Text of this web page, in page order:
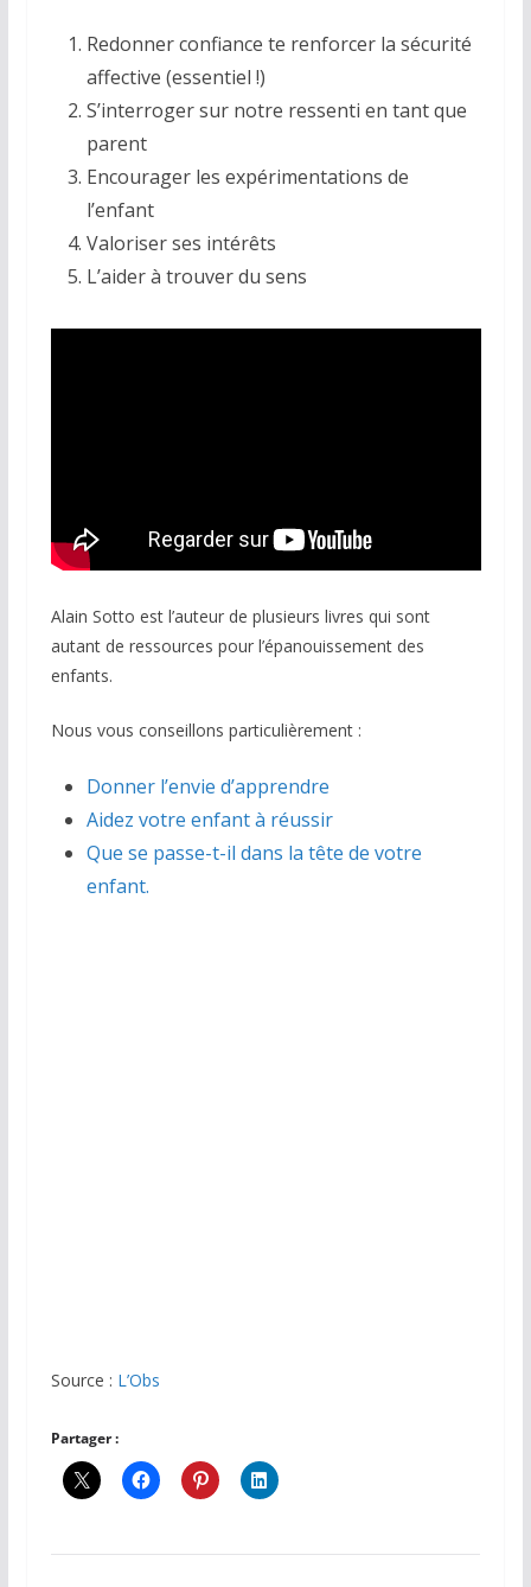
Redonner confiance te renforcer la sécurité
affective (essentiel !)
S’interroger sur notre ressenti en tant que
parent
Encourager les expérimentations de
l’enfant
Valoriser ses intérêts
L’aider à trouver du sens
Alain Sotto est l’auteur de plusieurs livres qui sont
autant de ressources pour l’épanouissement des
enfants.
Nous vous conseillons particulièrement :
Donner l’envie d’apprendre
Aidez votre enfant à réussir
Que se passe-t-il dans la tête de votre
enfant.
Source : L’Obs
Partager :